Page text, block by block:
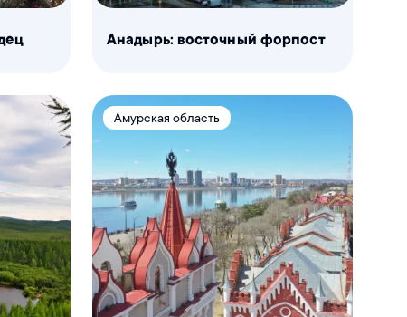
Анадырь: восточный форпост
Амурская область